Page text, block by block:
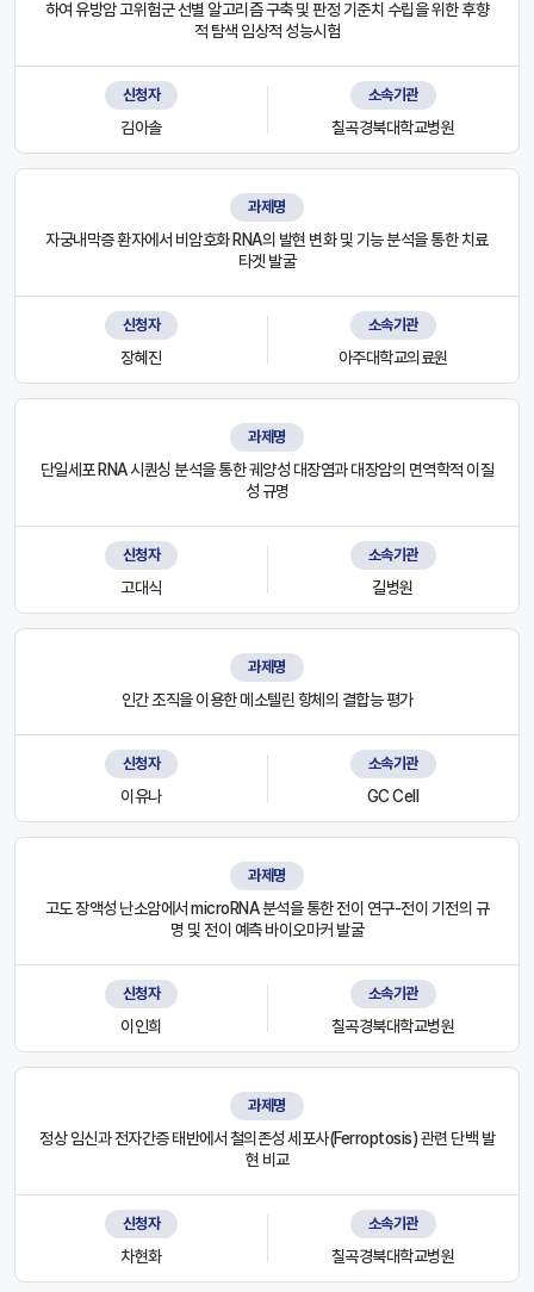
하여 유방암 고위험군 선별 알고리즘 구축 및 판정 기준치 수립을 위한 후향
적 탐색 임상적 성능시험
신청자
김아솔
소속기관
칠곡경북대학교병원
과제명
자궁내막증 환자에서 비암호화 RNA의 발현 변화 및 기능 분석을 통한 치료
타겟 발굴
신청자
장혜진
소속기관
아주대학교의료원
과제명
단일세포 RNA 시퀀싱 분석을 통한 궤양성 대장염과 대장암의 면역학적 이질
성 규명
신청자
고대식
소속기관
길병원
과제명
인간 조직을 이용한 메소텔린 항체의 결합능 평가
신청자
이유나
소속기관
GC Cell
과제명
고도 장액성 난소암에서 microRNA 분석을 통한 전이 연구-전이 기전의 규
명 및 전이 예측 바이오마커 발굴
신청자
이인희
소속기관
칠곡경북대학교병원
과제명
정상 임신과 전자간증 태반에서 철의존성 세포사(Ferroptosis) 관련 단백 발
현 비교
신청자
차현화
소속기관
칠곡경북대학교병원